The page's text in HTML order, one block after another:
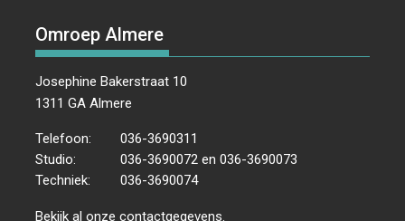
Omroep Almere
Josephine Bakerstraat 10
1311 GA Almere
Telefoon:
036-3690311
Studio:
036-3690072 en 036-3690073
Techniek:
036-3690074
Bekijk al onzecontactgegevens